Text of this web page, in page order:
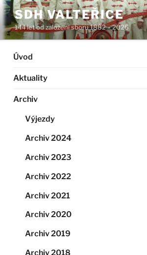
Přejít
obsahu
webu
SDH VALTEŘICE
144 let od založení sboru 1882 – 2026
Úvod
Aktuality
Archiv
Výjezdy
Archiv 2024
Archiv 2023
Archiv 2022
Archiv 2021
Archiv 2020
Archiv 2019
Archiv 2018